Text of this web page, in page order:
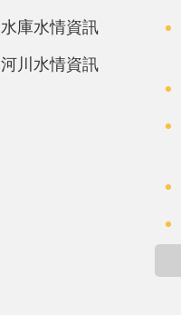
水庫水情資訊
河川水情資訊